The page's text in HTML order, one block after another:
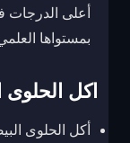
أعلى الدرجات
بمستواها
اكل الحلوى
أكل الحلوى